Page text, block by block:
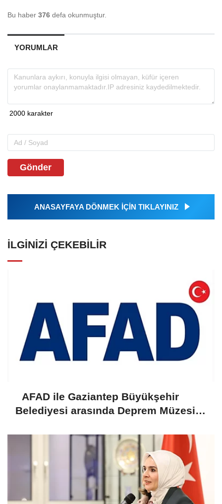
Bu haber 376 defa okunmuştur.
YORUMLAR
Gönder
ANASAYFAYA DÖNMEK İÇİN TIKLAYINIZ
İLGINIZI ÇEKEBILIR
AFAD ile Gaziantep Büyükşehir
Belediyesi arasında Deprem Müzesi